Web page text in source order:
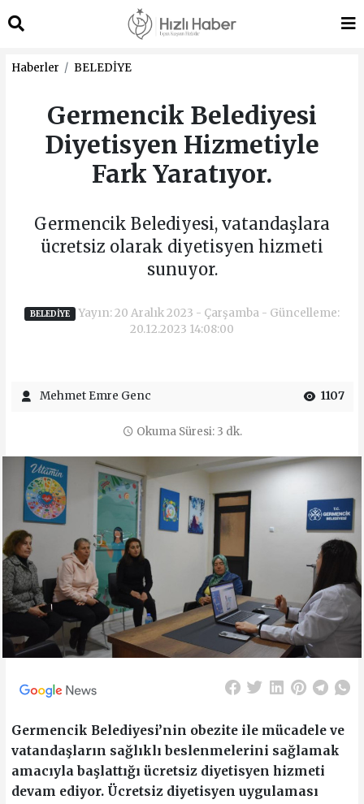
Haberler BELEDİYE
Germencik Belediyesi
Diyetisyen Hizmetiyle
Fark Yaratıyor.
Germencik Belediyesi, vatandaşlara
ücretsiz olarak diyetisyen hizmeti
sunuyor.
BELEDİYE Yayın: 20 Aralık 2023 - Çarşamba - Güncelleme:
20.12.2023 14:08:00
Mehmet Emre Genc 1107
Okuma Süresi: 3 dk.
Germencik Belediyesi’nin obezite ile mücadele ve
vatandaşların sağlıklı beslenmelerini sağlamak
amacıyla başlattığı ücretsiz diyetisyen hizmeti
devam ediyor. Ücretsiz diyetisyen uygulaması